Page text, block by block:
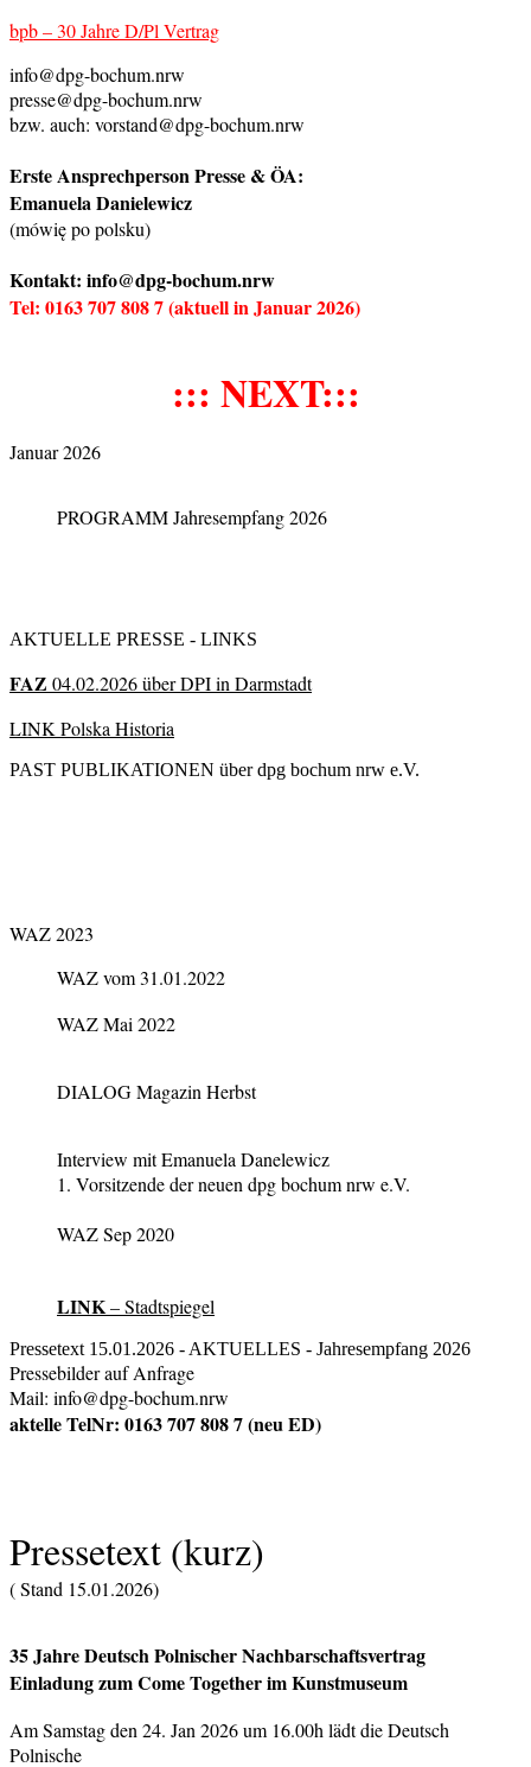
bpb – 30 Jahre D/Pl Vertrag
info@dpg-bochum.nrw
presse@dpg-bochum.nrw
bzw. auch: vorstand@dpg-bochum.nrw
Erste Ansprechperson Presse & ÖA:
Emanuela Danielewicz
(mówię po polsku)
Kontakt: info@dpg-bochum.nrw
Tel: 0163 707 808 7 (aktuell in Januar 2026)
::: NEXT:::
Januar 2026
PROGRAMM Jahresempfang 2026
AKTUELLE PRESSE - LINKS
FAZ 04.02.2026 über DPI in Darmstadt
LINK Polska Historia
PAST PUBLIKATIONEN über dpg bochum nrw e.V.
WAZ 2023
WAZ vom 31.01.2022
WAZ Mai 2022
DIALOG Magazin Herbst
Interview mit Emanuela Danelewicz
1. Vorsitzende der neuen dpg bochum nrw e.V.
WAZ Sep 2020
LINK– Stadtspiegel
Pressetext 15.01.2026 - AKTUELLES - Jahresempfang 2026
Pressebilder auf Anfrage
Mail: info@dpg-bochum.nrw
aktelle TelNr: 0163 707 808 7 (neu ED)
Pressetext (kurz)
( Stand 15.01.2026)
35 Jahre Deutsch Polnischer Nachbarschaftsvertrag
Einladung zum Come Together im Kunstmuseum
Am Samstag den 24. Jan 2026 um 16.00h lädt die Deutsch
Polnische